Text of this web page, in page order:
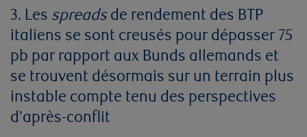
3. Les spreadsde rendement des BTP
italiens se sont creusés pour dépasser 75
pb par rapport aux Bunds allemands et
se trouvent désormais sur un terrain plus
instable compte tenu des perspectives
d’après-conflit